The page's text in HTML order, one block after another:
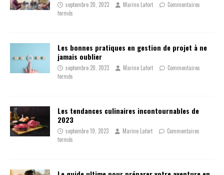
septembre 20, 2023 Marine Lafort
Commentaires
fermés
Les bonnes pratiques en gestion de projet à ne
jamais oublier
septembre 20, 2023 Marine Lafort
Commentaires
fermés
Les tendances culinaires incontournables de
2023
septembre 19, 2023 Marine Lafort
Commentaires
fermés